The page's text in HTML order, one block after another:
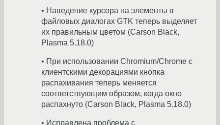
• Наведение курсора на элементы в
файловых диалогах GTK теперь выделяет
их правильным цветом (Carson Black,
Plasma 5.18.0)
• При использовании Chromium/Chrome с
клиентскими декорациями кнопка
распахивания теперь меняется
соответствующим образом, когда окно
распахнуто (Carson Black, Plasma 5.18.0)
• Исправлена проблема с